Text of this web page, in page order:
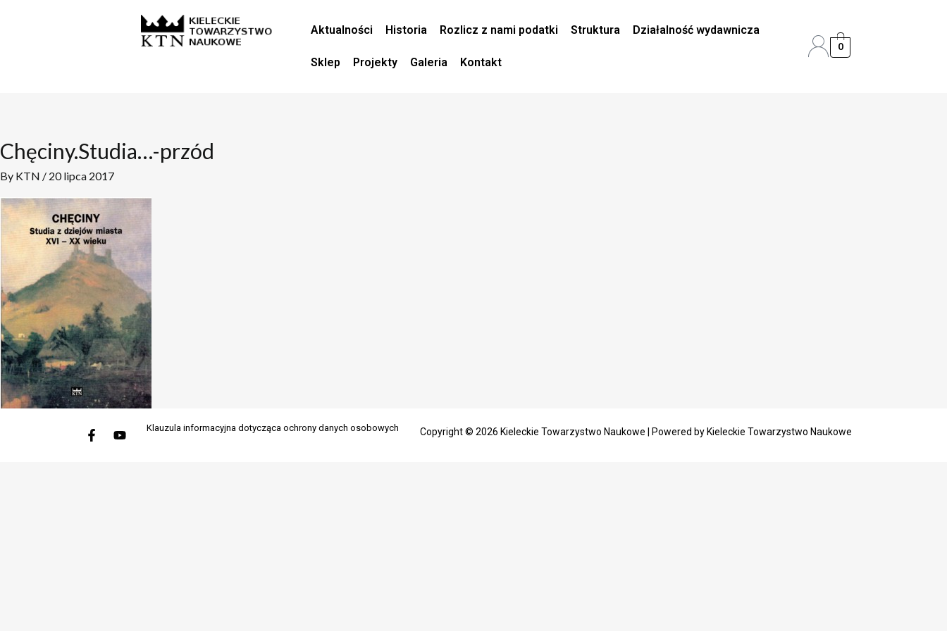
Aktualności Historia Rozlicz z nami podatki Struktura Działalność wydawnicza
Sklep Projekty Galeria Kontakt
0
Chęciny.Studia…-przód
By KTN / 20 lipca 2017
Facebook-
f
YoutubeKlauzula informacyjna dotycząca ochrony danych osobowych Copyright © 2026 Kieleckie Towarzystwo Naukowe | Powered by Kieleckie Towarzystwo Naukowe